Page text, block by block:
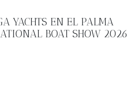
YACHTS EN EL PALMA
BOAT SHOW 2026